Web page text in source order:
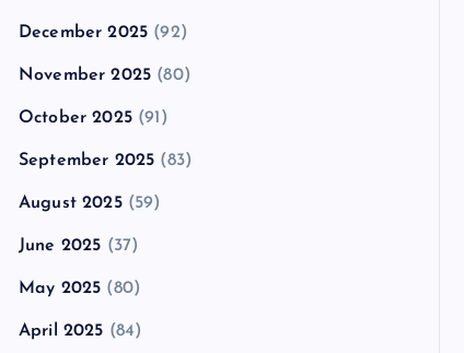
December 2025 (92)
November 2025 (80)
October 2025(91)
September 2025 (83)
August 2025(59)
June 2025 (37)
May 2025 (80)
April 2025 (84)